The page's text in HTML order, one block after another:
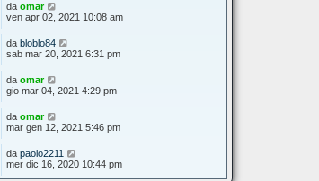
da omar
ven apr 02, 2021 10:08 am
da bloblo84
sab mar 20, 2021 6:31 pm
da omar
gio mar 04, 2021 4:29 pm
da omar
mar gen 12, 2021 5:46 pm
da paolo2211
mer dic 16, 2020 10:44 pm